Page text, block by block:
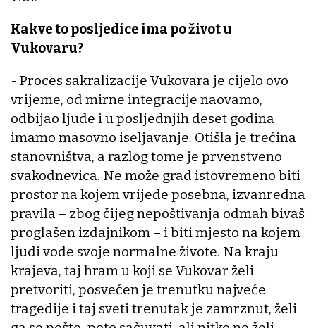
Kakve to posljedice ima po život u
Vukovaru?
- Proces sakralizacije Vukovara je cijelo ovo
vrijeme, od mirne integracije naovamo,
odbijao ljude i u posljednjih deset godina
imamo masovno iseljavanje. Otišla je trećina
stanovništva, a razlog tome je prvenstveno
svakodnevica. Ne može grad istovremeno biti
prostor na kojem vrijede posebna, izvanredna
pravila – zbog čijeg nepoštivanja odmah bivaš
proglašen izdajnikom – i biti mjesto na kojem
ljudi vode svoje normalne živote. Na kraju
krajeva, taj hram u koji se Vukovar želi
pretvoriti, posvećen je trenutku najveće
tragedije i taj sveti trenutak je zamrznut, želi